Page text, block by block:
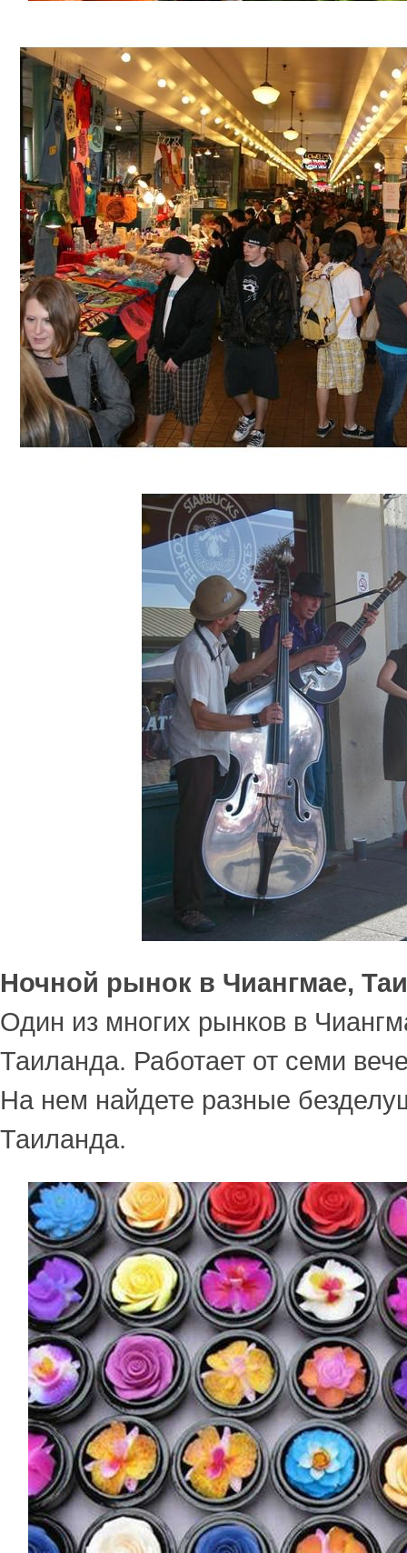
Ночной рынок в Чиангмае,
Один из многих рынков в
Таиланда. Работает от семи
На нем найдете разные
Таиланда.